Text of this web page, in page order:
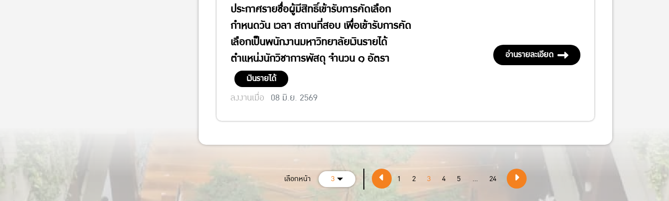
ประกาศรายชื่อผู้มีสิทธิ์เข้ารับการคัดเลือก
กำหนดวัน เวลา สถานที่สอบ เพื่อเข้ารับการคัด
เลือกเป็นพนักงานมหาวิทยาลัยเงินรายได้
ตำแหน่งนักวิชาการพัสดุ จำนวน ๑ อัตรา
เงินรายได้
ลงงานเมื่อ 08 มิ.ย. 2569
อ่านรายละเอียด
เลือกหน้า 3 1 2 3 4 5 ... 24